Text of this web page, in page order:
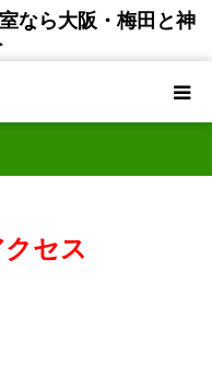
なら大阪・梅田と神
セス